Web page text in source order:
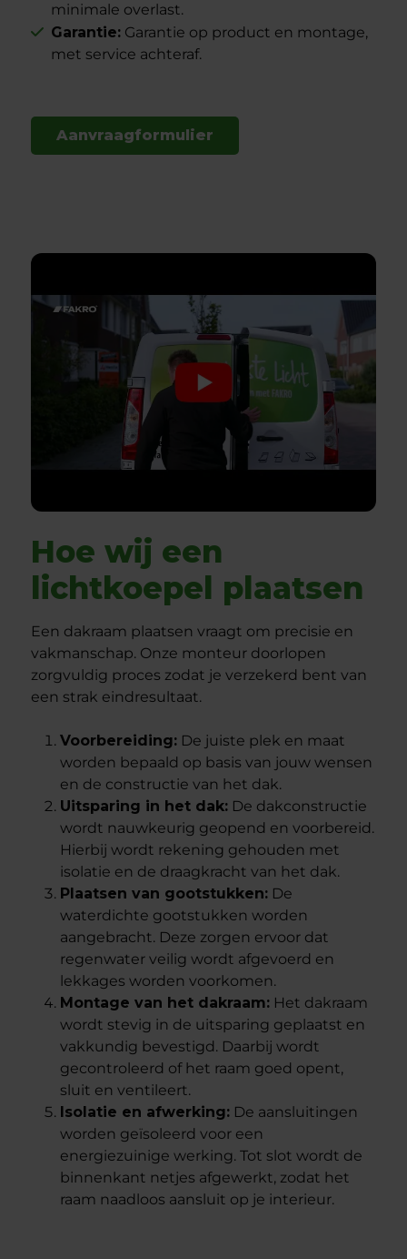
minimale overlast.
Garantie: Garantie op product en montage,
met service achteraf.
Aanvraagformulier
Hoe wij een
lichtkoepel plaatsen
Een dakraam plaatsen vraagt om precisie en
vakmanschap. Onze monteur doorlopen
zorgvuldig proces zodat je verzekerd bent van
een strak eindresultaat.
Voorbereiding: De juiste plek en maat
worden bepaald op basis van jouw wensen
en de constructie van het dak.
Uitsparing in het dak: De dakconstructie
wordt nauwkeurig geopend en voorbereid.
Hierbij wordt rekening gehouden met
isolatie en de draagkracht van het dak.
Plaatsen van gootstukken: De
waterdichte gootstukken worden
aangebracht. Deze zorgen ervoor dat
regenwater veilig wordt afgevoerd en
lekkages worden voorkomen.
Montage van het dakraam: Het dakraam
wordt stevig in de uitsparing geplaatst en
vakkundig bevestigd. Daarbij wordt
gecontroleerd of het raam goed opent,
sluit en ventileert.
Isolatie en afwerking: De aansluitingen
worden geïsoleerd voor een
energiezuinige werking. Tot slot wordt de
binnenkant netjes afgewerkt, zodat het
raam naadloos aansluit op je interieur.